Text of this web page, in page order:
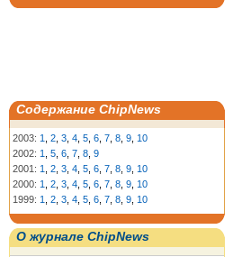
Содержание ChipNews
2003: 1 2 3 4 5 6 7 8 9 10
2002: 1 5 6 7 8 9
2001: 1 2 3 4 5 6 7 8 9 10
2000: 1 2 3 4 5 6 7 8 9 10
1999: 1 2 3 4 5 6 7 8 9 10
О журнале ChipNews